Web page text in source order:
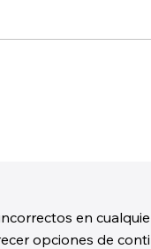
en
opciones de